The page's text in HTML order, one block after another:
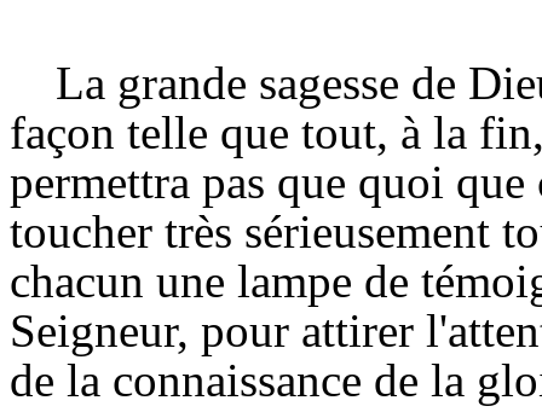
La grande sagesse de
façon telle que tout, à la
permettra pas que quoi
toucher très sérieusement
chacun une lampe de
Seigneur, pour attirer
de la connaissance de la